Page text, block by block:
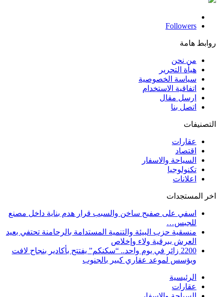
Followers
روابط هامة
من نحن
هيأة التحرير
سياسة الخصوصية
اتفاقية الاستخدام
ارسل مقال
اتصل بنا
التصنيفات
عقارات
اقتصاد
السياحة والاسفار
تكنولوجيا
اعلانات
اخر المستجدات
اسفي على صفيح ساخن والسبب قرار هدم بناية داخل مصنع
للجبس…
منسقية حزب البيئة والتنمية المستدامة بالرحامنة تحتفي بعيد
العرش ببرقية ولاء وإخلاص
2200 زائر في يوم واحد.. “سكنكم” يفتتح بأكادير بنجاح لافت
ويؤسس لموعد عقاري كبير بالجنوب
الرئيسية
عقارات